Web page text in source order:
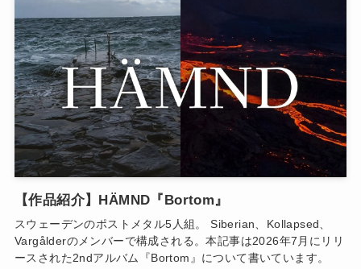
【作品紹介】HÄMND『Bortom』
スウェーデンのポストメタル5人組。 Siberian、Kollapsed、
Vargålderのメンバーで構成される。本記事は2026年7月にリリ
ースされた2ndアルバム『Bortom』について書いています。